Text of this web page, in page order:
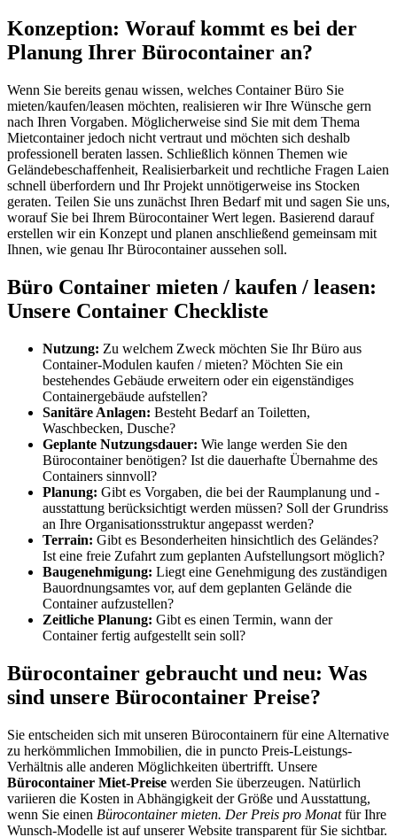
Konzeption: Worauf kommt es bei der
Planung Ihrer Bürocontainer an?
Wenn Sie bereits genau wissen, welches Container Büro Sie
mieten/kaufen/leasen möchten, realisieren wir Ihre Wünsche gern
nach Ihren Vorgaben. Möglicherweise sind Sie mit dem Thema
Mietcontainer jedoch nicht vertraut und möchten sich deshalb
professionell beraten lassen. Schließlich können Themen wie
Geländebeschaffenheit, Realisierbarkeit und rechtliche Fragen Laien
schnell überfordern und Ihr Projekt unnötigerweise ins Stocken
geraten. Teilen Sie uns zunächst Ihren Bedarf mit und sagen Sie uns,
worauf Sie bei Ihrem Bürocontainer Wert legen. Basierend darauf
erstellen wir ein Konzept und planen anschließend gemeinsam mit
Ihnen, wie genau Ihr Bürocontainer aussehen soll.
Büro Container mieten / kaufen / leasen:
Unsere Container Checkliste
Nutzung: Zu welchem Zweck möchten Sie Ihr Büro aus
Container-Modulen kaufen / mieten? Möchten Sie ein
bestehendes Gebäude erweitern oder ein eigenständiges
Containergebäude aufstellen?
Sanitäre Anlagen: Besteht Bedarf an Toiletten,
Waschbecken, Dusche?
Geplante Nutzungsdauer: Wie lange werden Sie den
Bürocontainer benötigen? Ist die dauerhafte Übernahme des
Containers sinnvoll?
Planung: Gibt es Vorgaben, die bei der Raumplanung und -
ausstattung berücksichtigt werden müssen? Soll der Grundriss
an Ihre Organisationsstruktur angepasst werden?
Terrain: Gibt es Besonderheiten hinsichtlich des Geländes?
Ist eine freie Zufahrt zum geplanten Aufstellungsort möglich?
Baugenehmigung: Liegt eine Genehmigung des zuständigen
Bauordnungsamtes vor, auf dem geplanten Gelände die
Container aufzustellen?
Zeitliche Planung: Gibt es einen Termin, wann der
Container fertig aufgestellt sein soll?
Bürocontainer gebraucht und neu: Was
sind unsere Bürocontainer Preise?
Sie entscheiden sich mit unseren Bürocontainern für eine Alternative
zu herkömmlichen Immobilien, die in puncto Preis-Leistungs-
Verhältnis alle anderen Möglichkeiten übertrifft. Unsere
Bürocontainer Miet-Preise werden Sie überzeugen. Natürlich
variieren die Kosten in Abhängigkeit der Größe und Ausstattung,
wenn Sie einen Bürocontainer mieten. Der Preis pro Monatfür Ihre
Wunsch-Modelle ist auf unserer Website transparent für Sie sichtbar.